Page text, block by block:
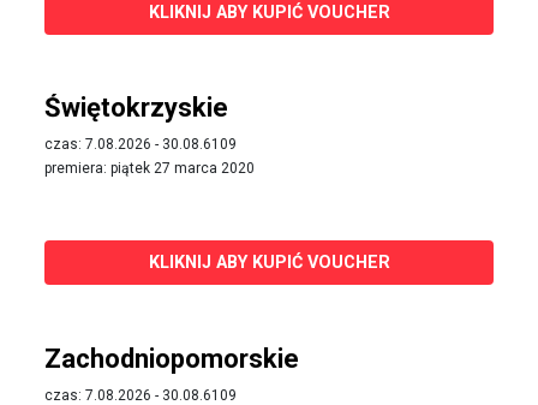
KLIKNIJ ABY KUPIĆ VOUCHER
Świętokrzyskie
czas: 7.08.2026 - 30.08.6109
premiera: piątek 27 marca 2020
KLIKNIJ ABY KUPIĆ VOUCHER
Zachodniopomorskie
czas: 7.08.2026 - 30.08.6109